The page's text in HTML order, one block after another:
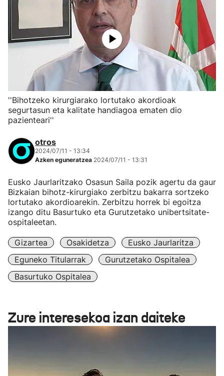
''Bihotzeko kirurgiarako lortutako akordioak
segurtasun eta kalitate handiagoa ematen dio
pazienteari''
otros
2024/07/11 - 13:34
Azken eguneratzea 2024/07/11 - 13:31
Eusko Jaurlaritzako Osasun Saila pozik agertu da gaur
Bizkaian bihotz-kirurgiako zerbitzu bakarra sortzeko
lortutako akordioarekin. Zerbitzu horrek bi egoitza
izango ditu Basurtuko eta Gurutzetako unibertsitate-
ospitaleetan.
Gizartea Osakidetza
Eusko Jaurlaritza
Eguneko Titularrak
Gurutzetako Ospitalea
Basurtuko Ospitalea
Zure interesekoa izan daiteke